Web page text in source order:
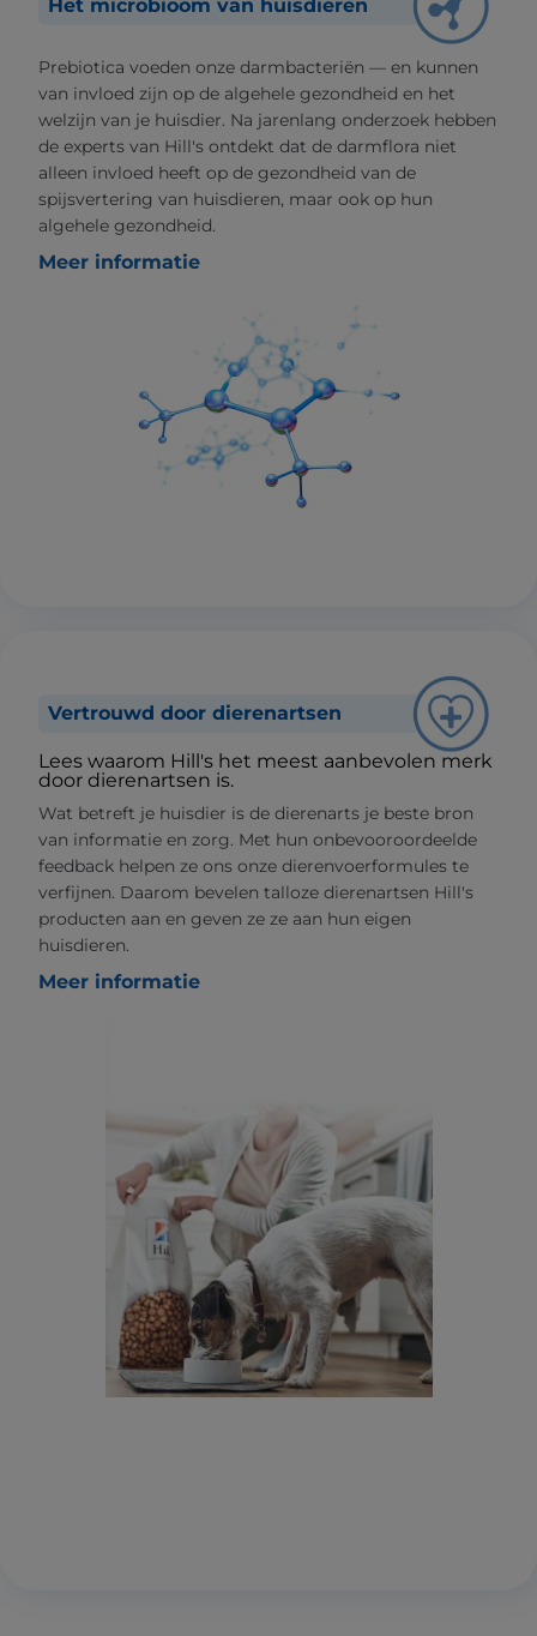
Het microbioom van huisdieren
Prebiotica voeden onze darmbacteriën — en kunnen
van invloed zijn op de algehele gezondheid en het
welzijn van je huisdier. Na jarenlang onderzoek hebben
de experts van Hill's ontdekt dat de darmflora niet
alleen invloed heeft op de gezondheid van de
spijsvertering van huisdieren, maar ook op hun
algehele gezondheid.
Meer informatie
Vertrouwd door dierenartsen
Lees waarom Hill's het meest aanbevolen merk
door dierenartsen is.
Wat betreft je huisdier is de dierenarts je beste bron
van informatie en zorg. Met hun onbevooroordeelde
feedback helpen ze ons onze dierenvoerformules te
verfijnen. Daarom bevelen talloze dierenartsen Hill's
producten aan en geven ze ze aan hun eigen
huisdieren.
Meer informatie